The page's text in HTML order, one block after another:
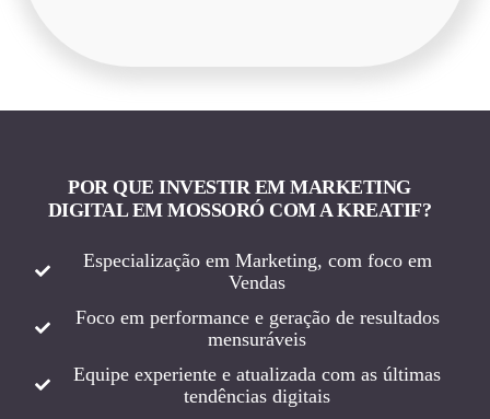
POR QUE INVESTIR EM MARKETING
DIGITAL EM MOSSORÓ COM A KREATIF?
Especialização em Marketing, com foco em
Vendas
Foco em performance e geração de resultados
mensuráveis
Equipe experiente e atualizada com as últimas
tendências digitais